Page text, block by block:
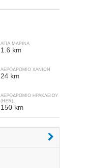
ΑΓΊΑ ΜΑΡΊΝΑ
1.6 km
ΑΕΡΟΔΡΟΜΙΟ ΧΑΝΙΩΝ
24 km
ΑΕΡΟΔΡΌΜΙΟ ΗΡΑΚΛΕΊΟΥ
(HER)
150 km